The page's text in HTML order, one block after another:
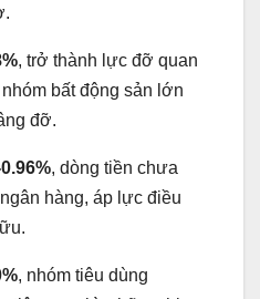
, trở thành lực đỡ quan
bất động sản lớn
đỡ.
, dòng tiền chưa
hàng, áp lực điều
, nhóm tiêu dùng